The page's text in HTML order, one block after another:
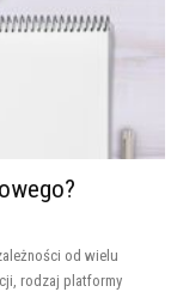
od wielu
rodzaj platformy